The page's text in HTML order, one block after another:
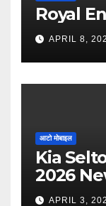
Royal
APRIL 8,
आटो मोबाइल
Kia
2026
Auto
APRIL 3,